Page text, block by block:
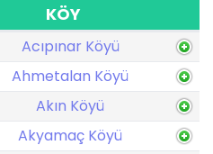
KÖY
Acıpınar Köyü
Ahmetalan Köyü
Akın Köyü
Akyamaç Köyü